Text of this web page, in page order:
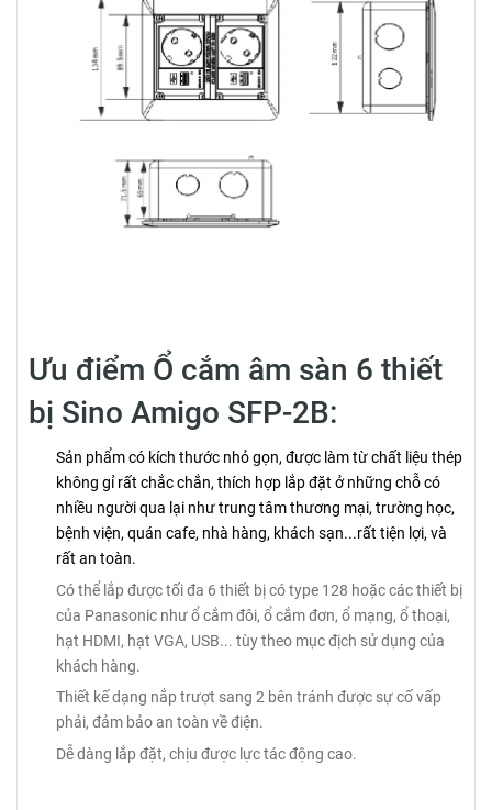
Ưu điểm Ổ cắm âm sàn 6 thiết
bị Sino Amigo SFP-2B:
Sản phẩm có kích thước nhỏ gọn, được làm từ chất liệu thép
không gỉ rất chắc chắn, thích hợp lắp đặt ở những chỗ có
nhiều người qua lại như trung tâm thương mại, trường học,
bệnh viện, quán cafe, nhà hàng, khách sạn...rất tiện lợi, và
rất an toàn.
Có thể lắp được tối đa 6 thiết bị có type 128 hoặc các thiết bị
của Panasonic như ổ cắm đôi, ổ cắm đơn, ổ mạng, ổ thoại,
hạt HDMI, hạt VGA, USB... tùy theo mục địch sử dụng của
khách hàng.
Thiết kế dạng nắp trượt sang 2 bên tránh được sự cố vấp
phải, đảm bảo an toàn về điện.
Dễ dàng lắp đặt, chịu được lực tác động cao.